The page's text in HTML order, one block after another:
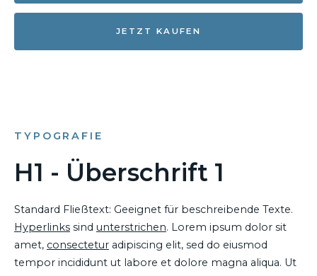
JETZT KAUFEN
TYPOGRAFIE
H1 - Überschrift 1
Standard Fließtext: Geeignet für beschreibende Texte.
Hyperlinks sind unterstrichen. Lorem ipsum dolor sit
amet, consectetur adipiscing elit, sed do eiusmod
tempor incididunt ut labore et dolore magna aliqua. Ut